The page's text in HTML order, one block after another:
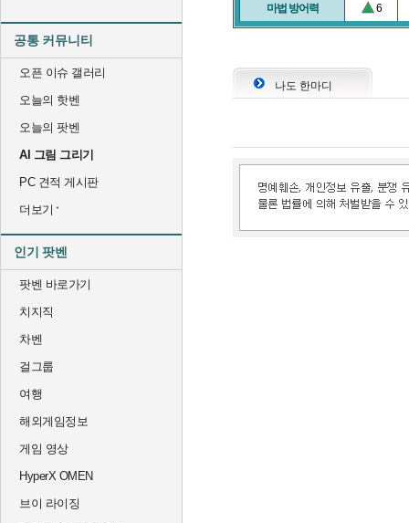
공통 커뮤니티
오픈 이슈 갤러리
오늘의 핫벤
오늘의 팟벤
AI 그림 그리기
PC 견적 게시판
더보기
인기 팟벤
팟벤 바로가기
치지직
차벤
걸그룹
여행
해외게임정보
게임 영상
HyperX OMEN
브이 라이징
마법 방어력 6
나도 한마디